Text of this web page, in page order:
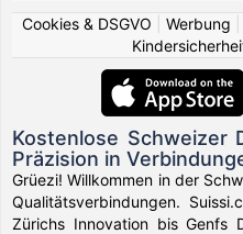
Cookies & DSGVO
Werbung
Kostenlose Schweizer
Präzision in
Grüezi! Willkommen in der
Qualitätsverbindungen.
Zürichs Innovation bis Genfs